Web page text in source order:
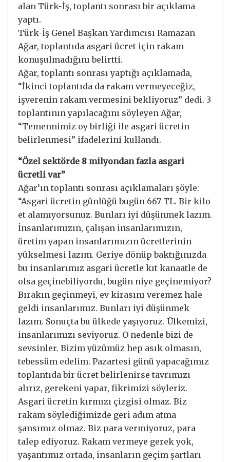
alan Türk-İş, toplantı sonrası bir açıklama
yaptı.
Türk-İş Genel Başkan Yardımcısı Ramazan
Ağar, toplantıda asgari ücret için rakam
konuşulmadığını belirtti.
Ağar, toplantı sonrası yaptığı açıklamada,
“İkinci toplantıda da rakam vermeyeceğiz,
işverenin rakam vermesini bekliyoruz” dedi. 3
toplantının yapılacağını söyleyen Ağar,
“Temennimiz oy birliği ile asgari ücretin
belirlenmesi” ifadelerini kullandı.
“Özel sektörde 8 milyondan fazla asgari
ücretli var”
Ağar’ın toplantı sonrası açıklamaları şöyle:
“Asgari ücretin günlüğü bugün 667 TL. Bir kilo
et alamıyorsunuz. Bunları iyi düşünmek lazım.
İnsanlarımızın, çalışan insanlarımızın,
üretim yapan insanlarımızın ücretlerinin
yükselmesi lazım. Geriye dönüp baktığınızda
bu insanlarımız asgari ücretle kıt kanaatle de
olsa geçinebiliyordu, bugün niye geçinemiyor?
Bırakın geçinmeyi, ev kirasını veremez hale
geldi insanlarımız. Bunları iyi düşünmek
lazım. Sonuçta bu ülkede yaşıyoruz. Ülkemizi,
insanlarımızı seviyoruz. O nedenle bizi de
sevsinler. Bizim yüzümüz hep asık olmasın,
tebessüm edelim. Pazartesi günü yapacağımız
toplantıda bir ücret belirlenirse tavrımızı
alırız, gerekeni yapar, fikrimizi söyleriz.
Asgari ücretin kırmızı çizgisi olmaz. Biz
rakam söylediğimizde geri adım atma
şansımız olmaz. Biz para vermiyoruz, para
talep ediyoruz. Rakam vermeye gerek yok,
yaşantımız ortada, insanların geçim şartları